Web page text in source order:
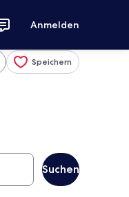
Anmelden
Speichern
Suchen